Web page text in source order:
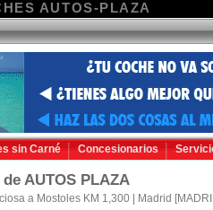
AUTOS-PLAZA
sin Carné Concesionarios
AUTOS PLAZA
a Mostoles KM 1,300 | Madrid